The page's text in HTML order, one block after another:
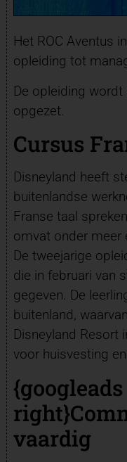
Het ROC Aventus
opleiding tot
De opleiding
opgezet.
Cursus
Disneyland heeft
buitenlandse
Franse taal
omvat onder meer
De tweejarige
die in februari van
gegeven. De
buitenland,
Disneyland Resort
voor huisvesting
{googleads
vaardig